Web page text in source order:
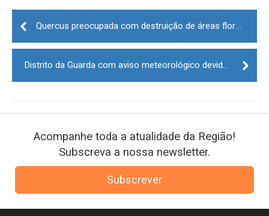
Post
navigation
Quercus preocupada com destruição de áreas florestais na Serra da Estrela
Distrito da Guarda com aviso meteorológico devido a trovada
Acompanhe toda a atualidade da Região!
Subscreva a nossa newsletter.
Subscrever